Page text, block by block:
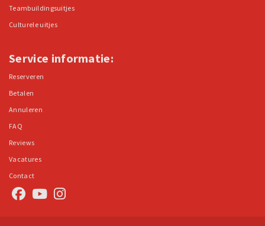
Teambuildingsuitjes
Culturele uitjes
Service informatie:
Reserveren
Betalen
Annuleren
FAQ
Reviews
Vacatures
Contact